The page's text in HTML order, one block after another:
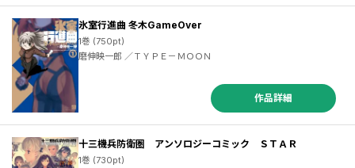
氷室行進曲 冬木GameOver
1巻 (750pt)
磨伸映一郎 ／ＴＹＰＥ－ＭＯＯＮ
作品詳細
十三機兵防衛圏 アンソロジーコミック ＳＴＡＲ
1巻 (730pt)